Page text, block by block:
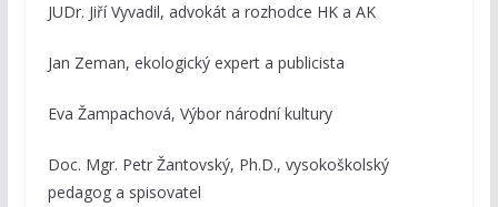
JUDr. Jiří Vyvadil, advokát a rozhodce HK a AK
Jan Zeman, ekologický expert a publicista
Eva Žampachová, Výbor národní kultury
Doc. Mgr. Petr Žantovský, Ph.D., vysokoškolský
pedagog a spisovatel